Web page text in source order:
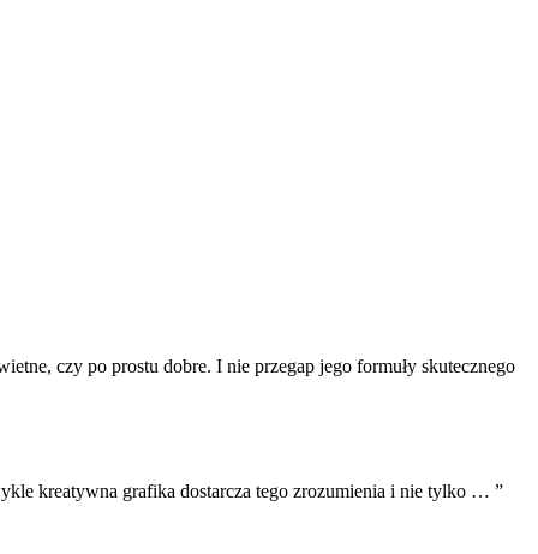
czy po prostu dobre. I nie przegap jego formuły skutecznego
kreatywna grafika dostarcza tego zrozumienia i nie tylko … ”